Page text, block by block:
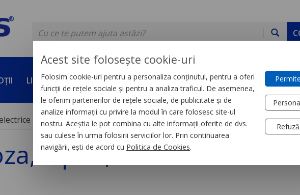
LICHIDĂRI DE STOC SERVICII DEVINO PARTENER CONTACT
Cleme de legatura
2 poli, conductor
Acest site folosește cookie-uri
Folosim cookie-uri pentru a personaliza conținutul, pentru a oferi
funcții de rețele sociale și pentru a analiza traficul. De asemenea,
le oferim partenerilor de rețele sociale, de publicitate și de
analize informații cu privire la modul în care folosesc site-ul
nostru. Aceștia le pot combina cu alte informații oferite de dvs.
sau culese în urma folosirii serviciilor lor. Prin continuarea
navigării, ești de acord cu Politica de Cookies.